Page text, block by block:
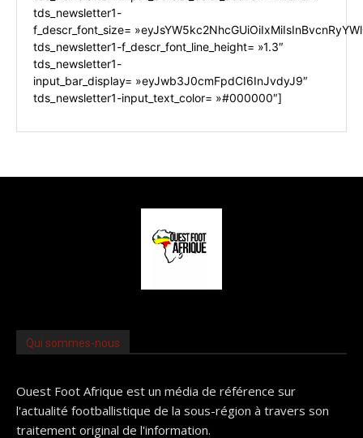
tds_newsletter1-
f_descr_font_size=
tds_newsletter1-f_descr_font_line_height= »1.3″
tds_newsletter1-
input_bar_display= »eyJwb3J0cmFpdCI6InJvdyJ9″
tds_newsletter1-input_text_color= »#000000″]
Qui sommes-nous
Ouest Foot Afrique est un média de référence sur
l'actualité footballistique de la sous-région à travers son
traitement original de l'information.